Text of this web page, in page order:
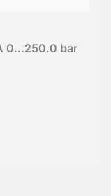
0...250.0 bar